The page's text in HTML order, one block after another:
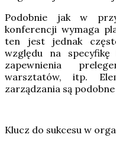
Podobnie jak w
konferencji wymaga
ten jest jednak
względu na
zapewnienia
warsztatów, itp.
zarządzania są
Klucz do sukcesu w